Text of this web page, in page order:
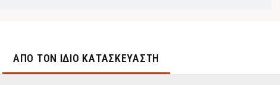
ΑΠΌ ΤΟΝ ΊΔΙΟ ΚΑΤΑΣΚΕΥΑΣΤΉ